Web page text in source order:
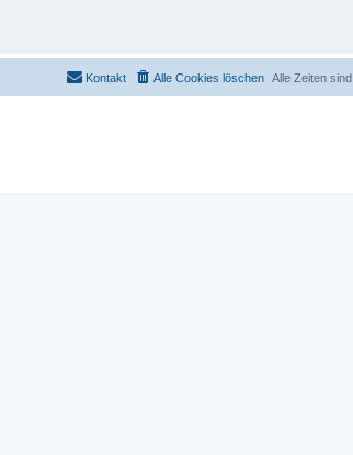
Alle Zeiten sind
Alle Cookies löschen
Kontakt